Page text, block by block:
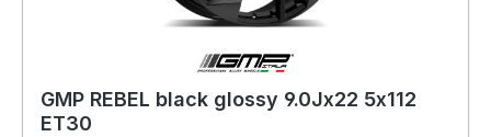
GMP REBEL black glossy 9.0Jx22 5x112
ET30